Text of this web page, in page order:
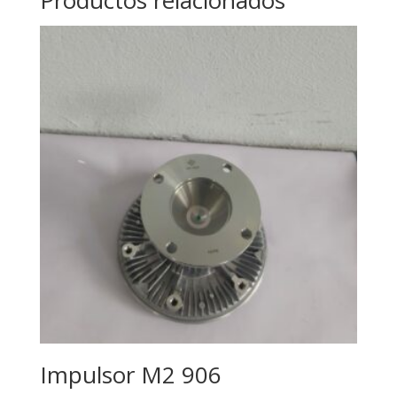
Impulsor M2 906